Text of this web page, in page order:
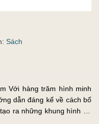
Sách
Với hàng trăm hình minh
dẫn đáng kể về cách bố
ra những khung hình ấn